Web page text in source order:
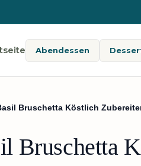
Abendessen
Bruschetta Köstlich
Bruschetta